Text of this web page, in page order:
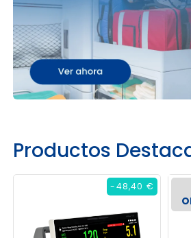
Productos
-48,40 €